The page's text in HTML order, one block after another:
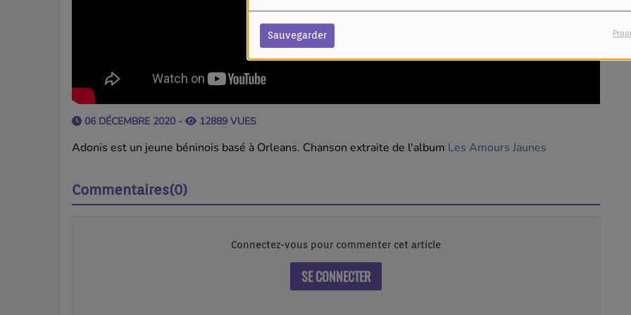
Sauvegarder
06 DÉCEMBRE 2020 - 12889 VUES
Adonis est un jeune béninois basé à Orleans. Chanson extraite de l'album Les Amours Jaunes
Commentaires(0)
Connectez-vous pour commenter cet article
SE CONNECTER